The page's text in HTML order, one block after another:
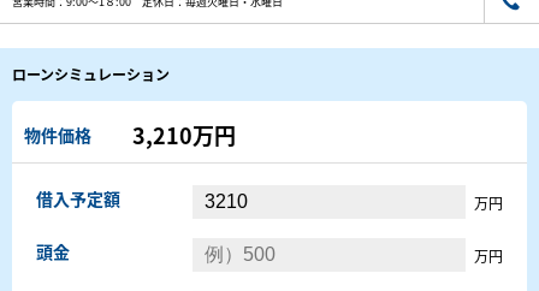
ローンシミュレーション
物件価格 3,210万円
借入予定額 万円
頭金 万円